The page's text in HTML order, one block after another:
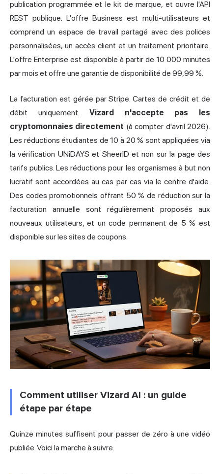
publication programmée et le kit de marque, et ouvre l'API
REST publique. L'offre Business est multi-utilisateurs et
comprend un espace de travail partagé avec des polices
personnalisées, un accès client et un traitement prioritaire.
L'offre Enterprise est disponible à partir de 10 000 minutes
par mois et offre une garantie de disponibilité de 99,99 %.
La facturation est gérée par Stripe. Cartes de crédit et de
débit uniquement.Vizard n'accepte pas les
cryptomonnaies directement (à compter d'avril 2026).
Les réductions étudiantes de 10 à 20 % sont appliquées via
la vérification UNiDAYS et SheerID et non sur la page des
tarifs publics. Les réductions pour les organismes à but non
lucratif sont accordées au cas par cas via le centre d'aide.
Des codes promotionnels offrant 50 % de réduction sur la
facturation annuelle sont régulièrement proposés aux
nouveaux utilisateurs, et un code permanent de 5 % est
disponible sur les sites de coupons.
Comment utiliser Vizard AI : un guide
étape par étape
Quinze minutes suffisent pour passer de zéro à une vidéo
publiée. Voici la marche à suivre.